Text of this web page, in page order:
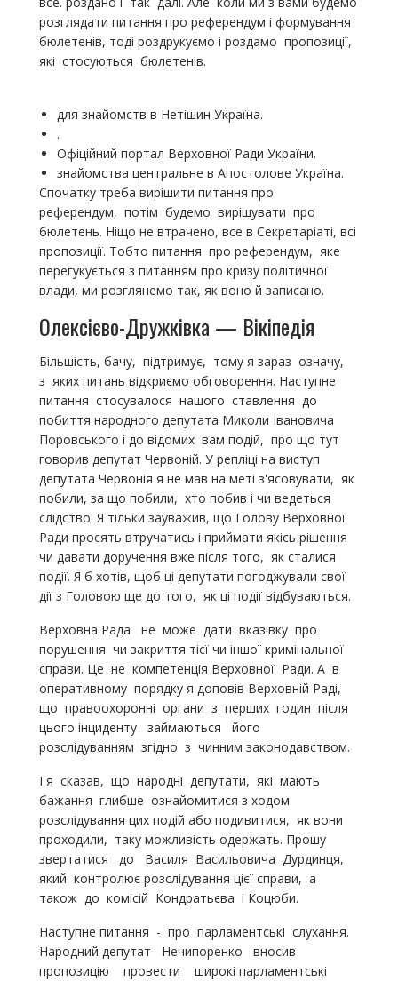
розглядати питання про референдум і формування
бюлетенів, тоді роздрукуємо і роздамо пропозиції,
які стосуються бюлетенів.
для знайомств в Нетішин Україна.
.
Офіційний портал Верховної Ради України.
знайомства центральне в Апостолове Україна.
Спочатку треба вирішити питання про
референдум, потім будемо вирішувати про
бюлетень. Ніщо не втрачено, все в Секретаріаті, всі
пропозиції. Тобто питання про референдум, яке
перегукується з питанням про кризу політичної
влади, ми розглянемо так, як воно й записано.
Олексієво-Дружківка — Вікіпедія
Більшість, бачу, підтримує, тому я зараз означу,
з яких питань відкриємо обговорення. Наступне
питання стосувалося нашого ставлення до
побиття народного депутата Миколи Івановича
Поровського і до відомих вам подій, про що тут
говорив депутат Червоній. У репліці на виступ
депутата Червонія я не мав на меті з'ясовувати, як
побили, за що побили, хто побив і чи ведеться
слідство. Я тільки зауважив, що Голову Верховної
Ради просять втручатись і приймати якісь рішення
чи давати доручення вже після того, як сталися
події. Я б хотів, щоб ці депутати погоджували свої
дії з Головою ще до того, як ці події відбуваються.
Верховна Рада не може дати вказівку про
порушення чи закриття тієї чи іншої кримінальної
справи. Це не компетенція Верховної Ради. А в
оперативному порядку я доповів Верховній Раді,
що правоохоронні органи з перших годин після
цього інциденту займаються його
розслідуванням згідно з чинним законодавством.
І я сказав, що народні депутати, які мають
бажання глибше ознайомитися з ходом
розслідування цих подій або подивитися, як вони
проходили, таку можливість одержать. Прошу
звертатися до Василя Васильовича Дурдинця,
який контролює розслідування цієї справи, а
також до комісій Кондратьєва і Коцюби.
Наступне питання - про парламентські слухання.
Народний депутат Нечипоренко вносив
пропозицію провести широкі парламентські